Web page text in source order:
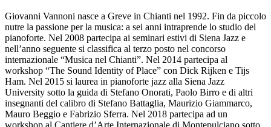
Giovanni Vannoni nasce a Greve in Chianti nel 1992. Fin da piccolo
nutre la passione per la musica: a sei anni intraprende lo studio del
pianoforte. Nel 2008 partecipa ai seminari estivi di Siena Jazz e
nell’anno seguente si classifica al terzo posto nel concorso
internazionale “Musica nel Chianti”. Nel 2014 partecipa al
workshop “The Sound Identity of Place” con Dick Rijken e Tijs
Ham. Nel 2015 si laurea in pianoforte jazz alla Siena Jazz
University sotto la guida di Stefano Onorati, Paolo Birro e di altri
insegnanti del calibro di Stefano Battaglia, Maurizio Giammarco,
Mauro Beggio e Fabrizio Sferra. Nel 2018 partecipa ad un
workshop al Cantiere d’Arte Internazionale di Montepulciano sotto